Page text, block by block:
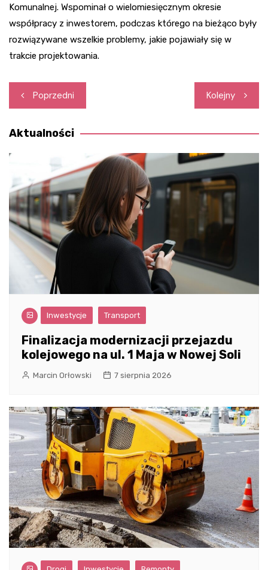
Komunalnej. Wspominał o wielomiesięcznym okresie
współpracy z inwestorem, podczas którego na bieżąco były
rozwiązywane wszelkie problemy, jakie pojawiały się w
trakcie projektowania.
Nawigacja
wpisu
Poprzedni Kolejny
Aktualności
Inwestycje Transport
Finalizacja modernizacji przejazdu
kolejowego na ul. 1 Maja w Nowej Soli
Marcin Orłowski 7 sierpnia 2026